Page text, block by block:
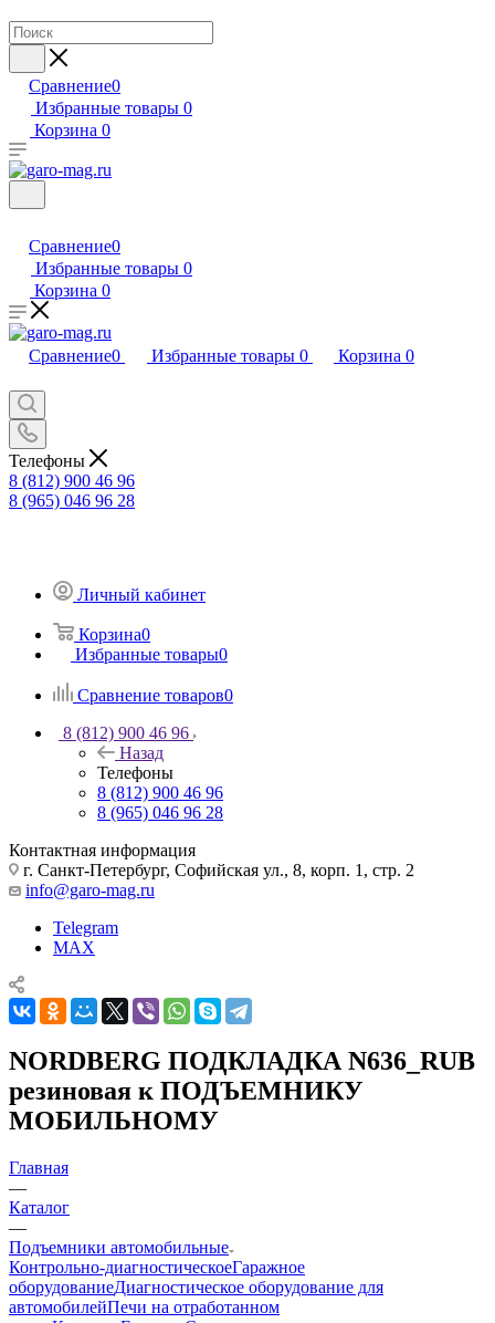
Сравнение0
Избранные товары 0
Корзина 0
Сравнение0
Избранные товары 0
Корзина 0
Сравнение0 Избранные товары 0 Корзина 0
Телефоны
8 (812) 900 46 96
8 (965) 046 96 28
Личный кабинет
Корзина0
Избранные товары0
Сравнение товаров0
8 (812) 900 46 96
Назад
Телефоны
8 (812) 900 46 96
8 (965) 046 96 28
Контактная информация
г. Санкт-Петербург, Софийская ул., 8, корп. 1, стр. 2
info@garo-mag.ru
Telegram
MAX
NORDBERG ПОДКЛАДКА N636_RUB
резиновая к ПОДЪЕМНИКУ
МОБИЛЬНОМУ
Главная
—
Каталог
—
Подъемники автомобильные
Контрольно-диагностическоеГаражное
оборудованиеДиагностическое оборудование для
автомобилейПечи на отработанном